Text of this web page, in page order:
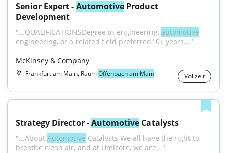
Senior Expert - Automotive Product
Development
"...QUALIFICATIONSDegree in engineering, automotive
engineering, or a related field preferred10+ years..."
McKinsey & Company
Frankfurt am Main, RaumOffenbach am Main Vollzeit
Strategy Director - Automotive Catalysts
"...About Automotive Catalysts We all have the right to
breathe clean air, and at Umicore, we are..."